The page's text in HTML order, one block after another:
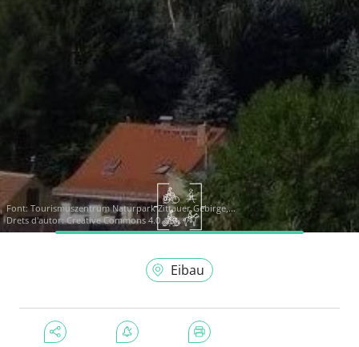
Font: Tourismuszentrum Naturpark Zittauer Gebirge,...
Drets d'autor: Creative Commons 4.0
Eibau